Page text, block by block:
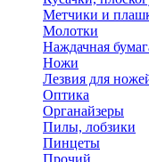
Метчики и
Молотки
Наждачная
Ножи
Лезвия для
Оптика
Органайзеры
Пилы, лобзики
Пинцеты
Прочий